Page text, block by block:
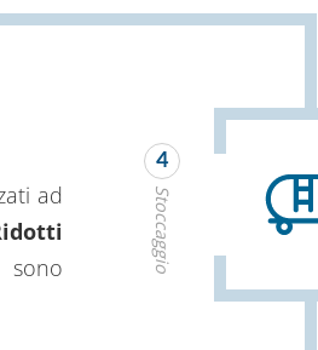
4
Stoccaggio
ad
sono